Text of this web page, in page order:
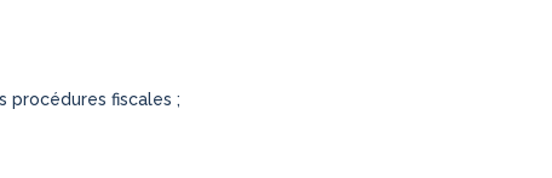
procédures fiscales ;